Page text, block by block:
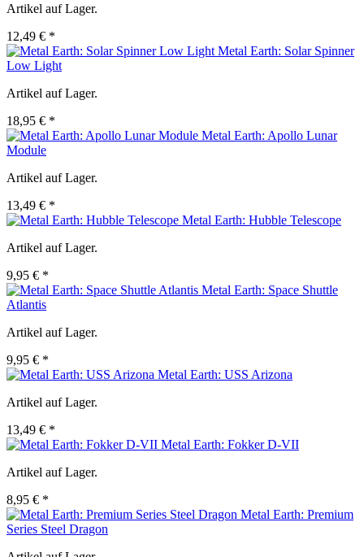
Artikel auf Lager.
12,49 € *
Metal Earth: Solar Spinner
Low Light
Artikel auf Lager.
18,95 € *
Metal Earth: Apollo Lunar
Module
Artikel auf Lager.
13,49 € *
Metal Earth: Hubble Telescope
Artikel auf Lager.
9,95 € *
Metal Earth: Space Shuttle
Atlantis
Artikel auf Lager.
9,95 € *
Metal Earth: USS Arizona
Artikel auf Lager.
13,49 € *
Metal Earth: Fokker D-VII
Artikel auf Lager.
8,95 € *
Metal Earth: Premium
Series Steel Dragon